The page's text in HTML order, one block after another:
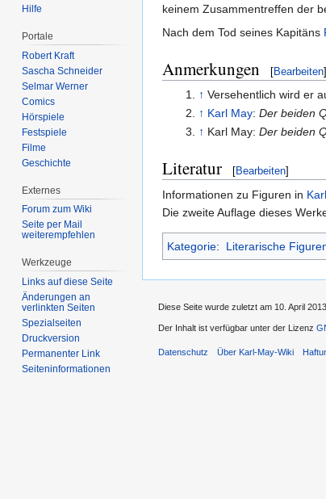
keinem Zusammentreffen der
Nach dem Tod seines Kapitäns
Anmerkungen [Bearbeiten]
↑ Versehentlich wird er
↑ Karl May: Der beiden
↑ Karl May: Der beiden
Literatur [Bearbeiten]
Informationen zu Figuren in
Die zweite Auflage dieses
Kategorie: Literarische
Hilfe
Portale
Robert Kraft
Sascha Schneider
Selmar Werner
Comics
Hörspiele
Festspiele
Filme
Geschichte
Externes
Forum zum Wiki
Seite per Mail
weiterempfehlen
Werkzeuge
Links auf diese Seite
Änderungen an
verlinkten Seiten
Spezialseiten
Druckversion
Permanenter Link
Seiten­informationen
Diese Seite wurde zuletzt am 10. April
Der Inhalt ist verfügbar unter der Lizenz
Datenschutz Über Karl-May-Wiki